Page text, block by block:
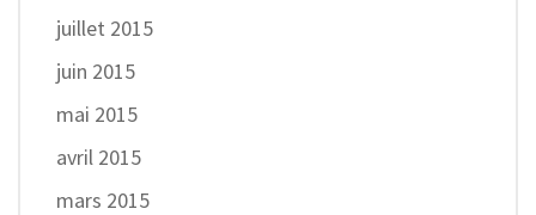
juillet 2015
juin 2015
mai 2015
avril 2015
mars 2015